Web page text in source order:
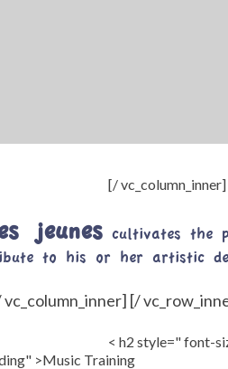
[/ vc_column_inner]
jeunes cultivates the
to his or her artistic
[/
< h2 style=" font-
>Music Training